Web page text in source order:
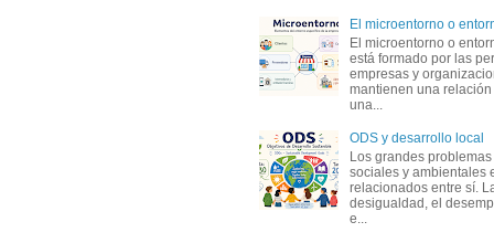
El microentorno o
El microentorno o
está formado por las
empresas y
mantienen una
una...
ODS y desarrollo local
Los grandes
sociales y ambientales
relacionados entre sí.
desigualdad, el
e...